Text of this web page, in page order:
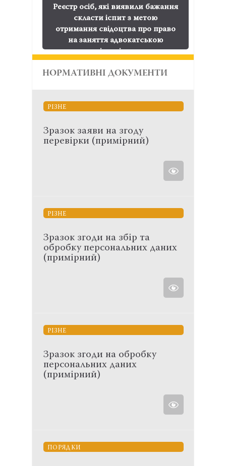
Реєстр осіб, які виявили бажання
скласти іспит з метою
отримання свідоцтва про право
на заняття адвокатською
діяльністю
НОРМАТИВНІ ДОКУМЕНТИ
РІЗНЕ
Зразок заяви на згоду
перевірки (примірний)
РІЗНЕ
Зразок згоди на збір та
обробку персональних даних
(примірний)
РІЗНЕ
Зразок згоди на обробку
персональних даних
(примірний)
ПОРЯДКИ